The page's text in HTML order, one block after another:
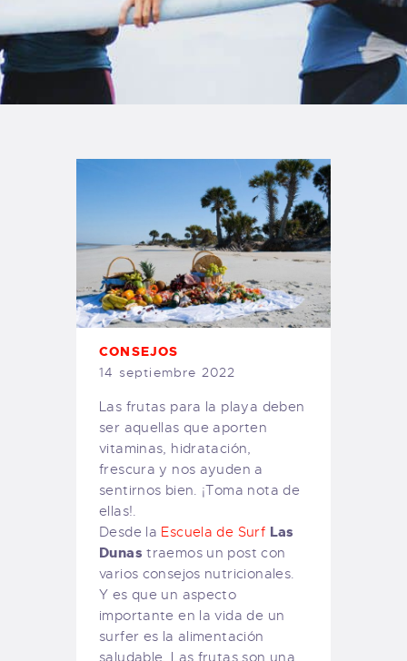
TIENDA FAMILY SURFERS
WEBCAM SALINAS
PEDIDOS
CONSEJOS
14 septiembre 2022
Las frutas para la playa deben
ser aquellas que aporten
vitaminas, hidratación,
frescura y nos ayuden a
sentirnos bien. ¡Toma nota de
ellas!.
Desde la Escuela de Surf Las
Dunas traemos un post con
varios consejos nutricionales.
Y es que un aspecto
importante en la vida de un
surfer es la alimentación
saludable. Las frutas son una